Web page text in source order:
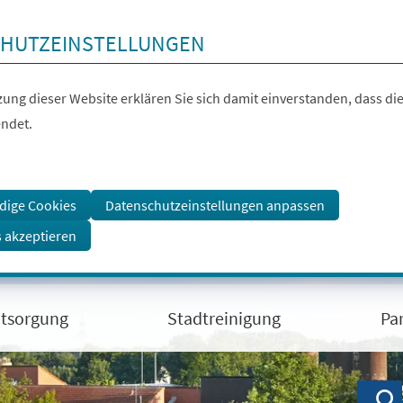
dieser Website erklären Sie sich damit einverstanden, dass
Cookies
Datenschutzeinstellungen anpassen
akzeptieren
Stadtreinigung